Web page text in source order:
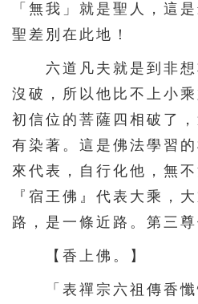
「無我」就是聖人，這
聖差別在此地！
六道凡夫就是到非想
沒破，所以他比不上小
初信位的菩薩四相破了
有染著。這是佛法學習
來代表，自行化他，無
『宿王佛』代表大乘，
路，是一條近路。第三尊
【香上佛。】
「表禪宗六祖傳香懺